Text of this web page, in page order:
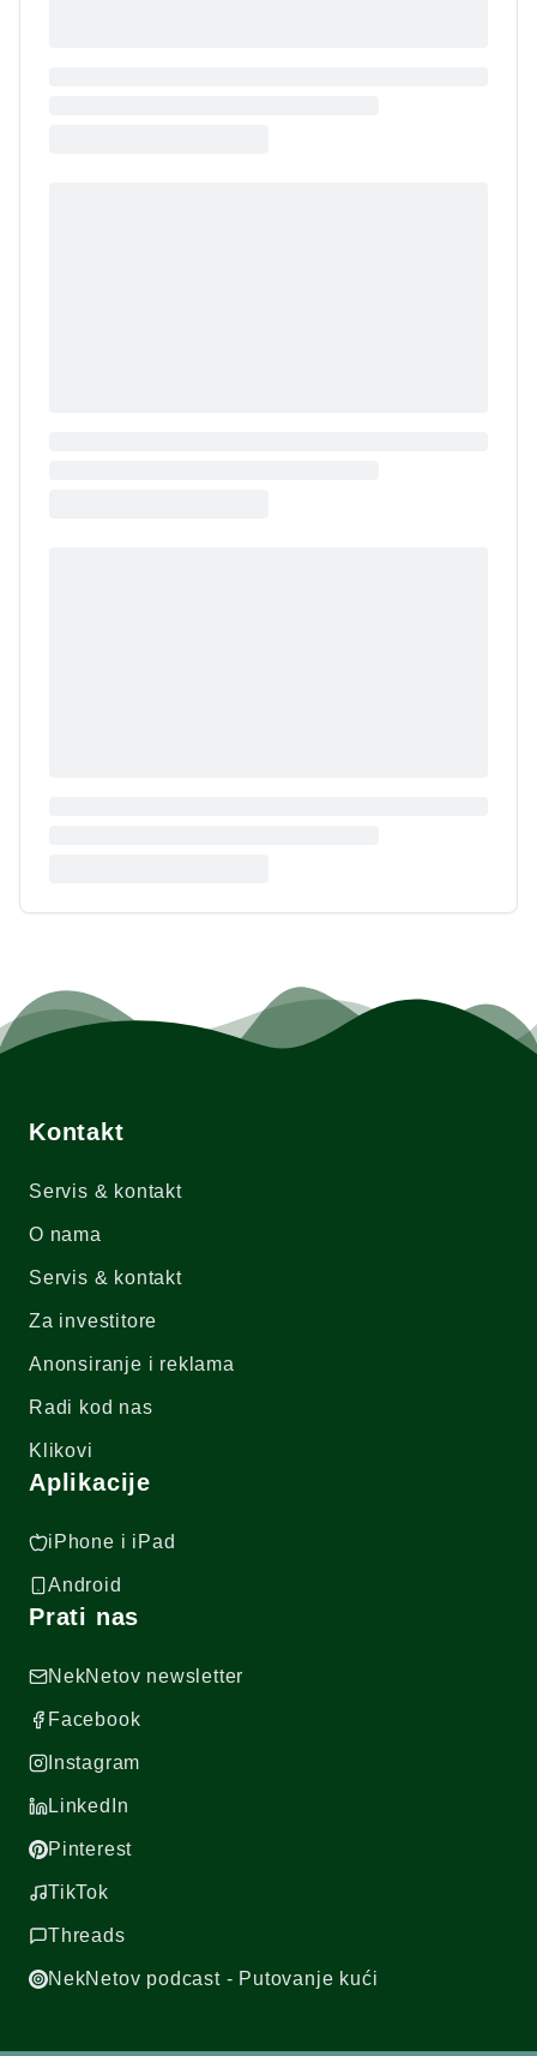
Kontakt
Servis & kontakt
O nama
Servis & kontakt
Za investitore
Anonsiranje i reklama
Radi kod nas
Klikovi
Aplikacije
iPhone i iPad
Android
Prati nas
NekNetov newsletter
Facebook
Instagram
LinkedIn
Pinterest
TikTok
Threads
NekNetov podcast - Putovanje kući